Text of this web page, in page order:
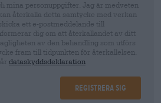
mina personuppgifter. Jag är medveten
återkalla detta samtycke med verkan
ett e-postmeddelande till
dig om att återkallandet av ditt
av den behandling som utförs
fram till tidpunkten för återkallelsen.
dataskyddsdeklaration
Registrera sig